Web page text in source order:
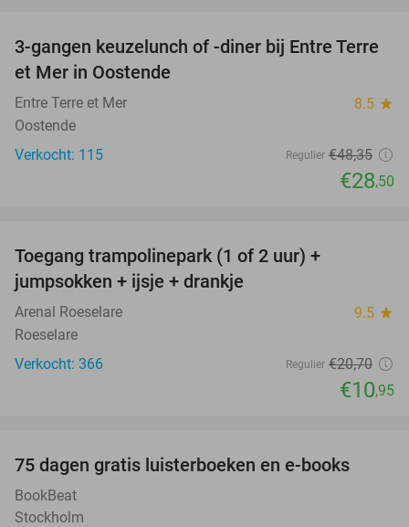
41%
3-gangen keuzelunch of -diner bij Entre Terre
et Mer in Oostende
Entre Terre et Mer 8.5 star
Oostende
Verkocht: 115
Regulier €48,35
€28,50
Toegang trampolinepark (1 of 2 uur) +
jumpsokken + ijsje + drankje
Arenal Roeselare 9.5 star
Roeselare
Verkocht: 366
Regulier €20,70
€10,95
75 dagen gratis luisterboeken en e-books
BookBeat
Stockholm